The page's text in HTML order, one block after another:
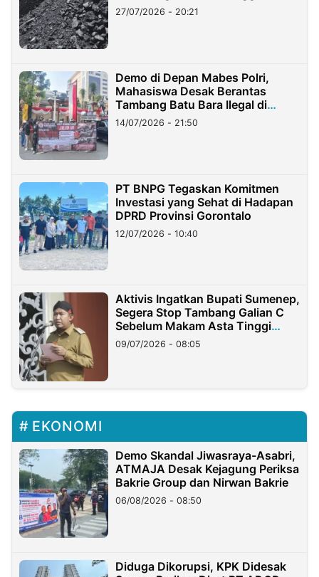
Stockpile
27/07/2026 - 20:21
Demo di Depan Mabes Polri,
Mahasiswa Desak Berantas
Tambang Batu Bara Ilegal di
Lampung
14/07/2026 - 21:50
PT BNPG Tegaskan Komitmen
Investasi yang Sehat di Hadapan
DPRD Provinsi Gorontalo
12/07/2026 - 10:40
Aktivis Ingatkan Bupati Sumenep,
Segera Stop Tambang Galian C
Sebelum Makam Asta Tinggi
Longsor
09/07/2026 - 08:05
EKONOMI
Demo Skandal Jiwasraya-Asabri,
ATMAJA Desak Kejagung Periksa
Bakrie Group dan Nirwan Bakrie
06/08/2026 - 08:50
Diduga Dikorupsi, KPK Didesak